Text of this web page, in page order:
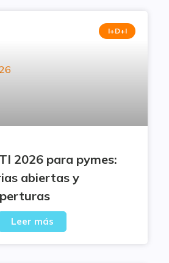
I+D+I
2026 para pymes:
abiertas y
Leer más